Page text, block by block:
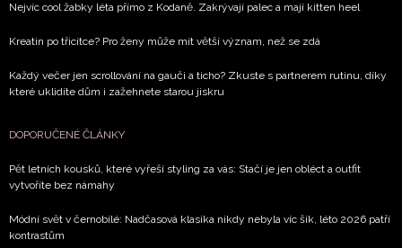
informace od našich partnerů? Pokud souhlasíte se
soukromí BurdaMedia Extra s.r.o., zaškrtněte toto pole.
Nejvíc cool žabky léta přímo z Kodaně. Zakrývají palec a mají kitten heel
Kreatin po třicítce? Pro ženy může mít větší význam, než se zdá
Každý večer jen scrollování na gauči a ticho? Zkuste s partnerem rutinu, díky
které uklidíte dům i zažehnete starou jiskru
DOPORUČENÉ ČLÁNKY
Pět letních kousků, které vyřeší styling za vás: Stačí je jen obléct a outfit
vytvoříte bez námahy
Módní svět v černobílé: Nadčasová klasika nikdy nebyla víc šik, léto 2026 patří
kontrastům